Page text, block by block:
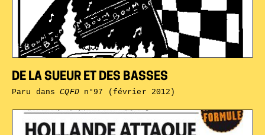
DE LA SUEUR ET DES BASSES
Paru dansCQFDn°97 (février 2012)